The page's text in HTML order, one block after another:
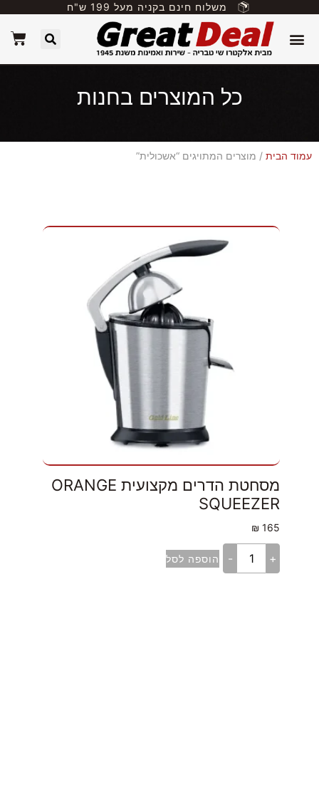
משלוח חינם בקניה מעל 199 ש"ח
כל המוצרים בחנות
עמוד הבית / מוצרים המתויגים “אשכולית”
מסחטת הדרים מקצועית ORANGE
SQUEEZER
165
₪
+
- הוספה לסל